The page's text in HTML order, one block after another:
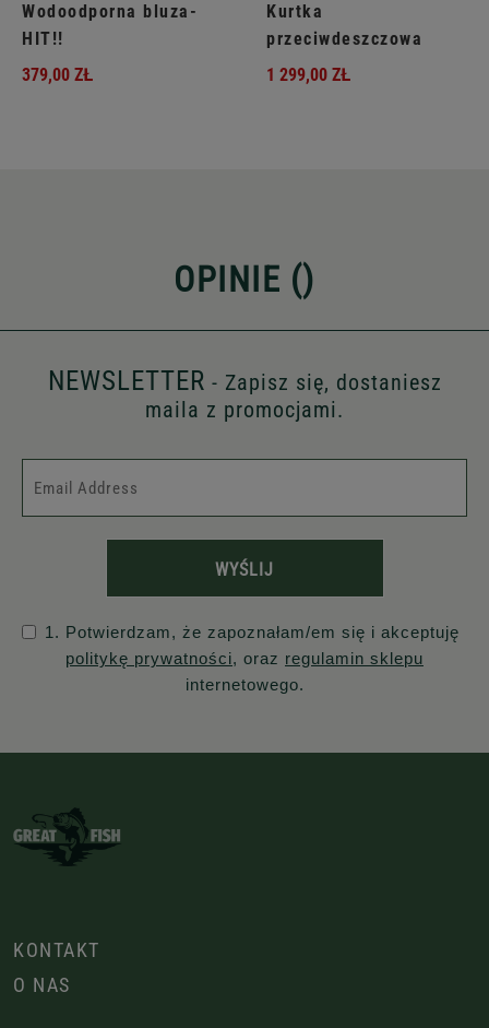
Wodoodporna bluza-
HIT!!
379,00 ZŁ
Kurtka
przeciwdeszczowa
1 299,00 ZŁ
OPINIE ()
NEWSLETTER - Zapisz się, dostaniesz
maila z promocjami.
WYŚLIJ
1. Potwierdzam, że zapoznałam/em się i akceptuję
politykę prywatności, oraz regulamin sklepu
internetowego.
KONTAKT
O NAS